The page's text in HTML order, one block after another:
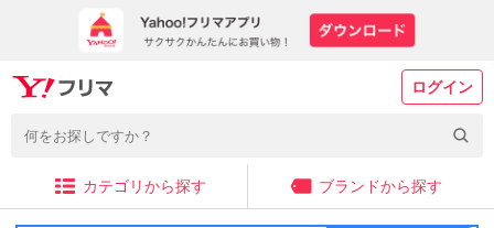
ログイン
カテゴリから探す ブランドから探す